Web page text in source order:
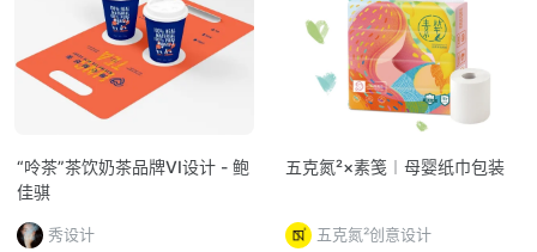
“呤茶”茶饮奶茶品牌VI设计 - 鲍
佳骐
秀设计
五克氮²×素笺︱母婴纸巾包装
五克氮²创意设计